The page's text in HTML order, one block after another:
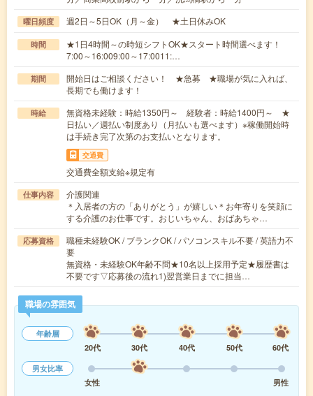
曜日頻度 週2日～5日OK（月～金） ★土日休みOK
時間
★1日4時間～の時短シフトOK★スタート時間選べます！
7:00～16:009:00～17:0011:…
期間
開始日はご相談ください！ ★急募 ★職場が気に入れば、
長期でも働けます！
時給
無資格未経験：時給1350円～ 経験者：時給1400円～ ★
日払い／週払い制度あり（月払いも選べます）※稼働開始時
は手続き完了次第のお支払いとなります。
交通費
交通費全額支給※規定有
仕事内容
介護関連
＊入居者の方の「ありがとう」が嬉しい＊お年寄りを笑顔に
する介護のお仕事です。おじいちゃん、おばあちゃ…
応募資格
職種未経験OK / ブランクOK / パソコンスキル不要 / 英語力不
要
無資格・未経験OK年齢不問★10名以上採用予定★履歴書は
不要です▽応募後の流れ1)翌営業日までに担当…
職場の雰囲気
年齢層
20代
30代 40代 50代
60代
男女比率
女性
男性